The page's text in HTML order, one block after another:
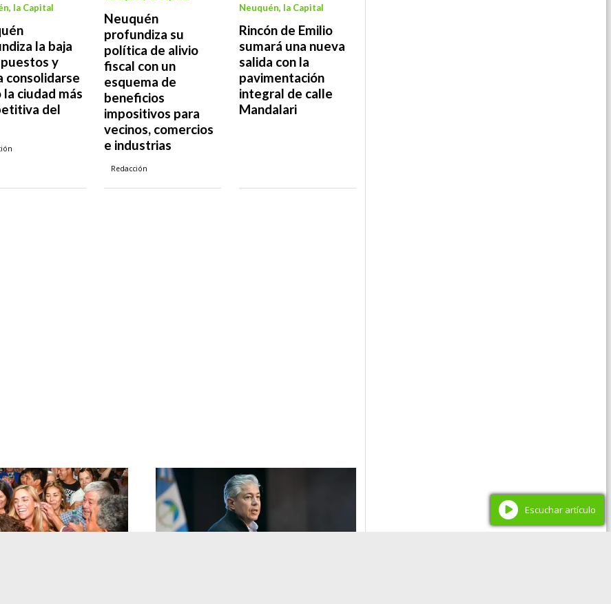
la baja
y
consolidarse
la ciudad más
del
la Capital
Neuquén
profundiza su
política de alivio
fiscal con un
esquema de
beneficios
impositivos para
vecinos, comercios
e industrias
Redacción
Rincón de Emilio
sumará una nueva
salida con la
pavimentación
integral de calle
Mandalari
Neuquén, la Capital
Escuchar artículo